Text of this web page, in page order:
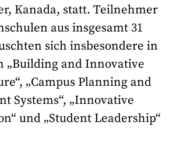
Kanada, statt. Teilnehmer
aus insgesamt 31
sich insbesondere in
„Building and Innovative
„Campus Planning and
Systems“, „Innovative
und „Student Leadership“